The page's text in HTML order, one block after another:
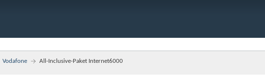
Vodafone All-Inclusive-Paket Internet6000